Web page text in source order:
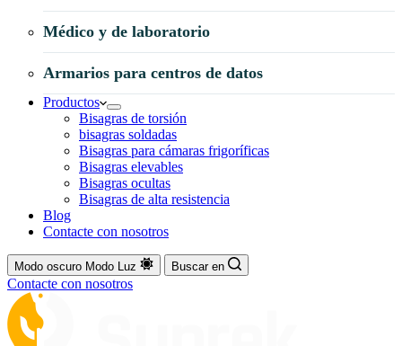
Médico y de laboratorio
Armarios para centros de datos
Productos
Bisagras de torsión
bisagras soldadas
Bisagras para cámaras frigoríficas
Bisagras elevables
Bisagras ocultas
Bisagras de alta resistencia
Blog
Contacte con nosotros
Modo oscuro Modo Luz Buscar en
Contacte con nosotros